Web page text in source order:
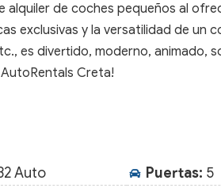
de coches pequeños al
exclusivas y la versatilidad de un
es divertido, moderno, animado,
Creta!
Auto Puertas: 5